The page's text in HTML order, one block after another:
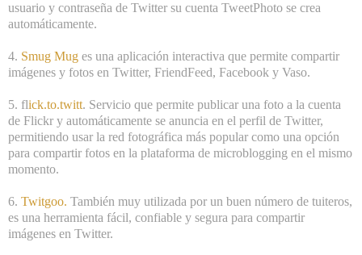
usuario y contraseña de Twitter su cuenta TweetPhoto se crea
automáticamente.
4. Smug Mug es una aplicación interactiva que permite compartir
imágenes y fotos en Twitter, FriendFeed, Facebook y Vaso.
5. flick.to.twitt. Servicio que permite publicar una foto a la cuenta
de Flickr y automáticamente se anuncia en el perfil de Twitter,
permitiendo usar la red fotográfica más popular como una opción
para compartir fotos en la plataforma de microblogging en el mismo
momento.
6. Twitgoo. También muy utilizada por un buen número de tuiteros,
es una herramienta fácil, confiable y segura para compartir
imágenes en Twitter.